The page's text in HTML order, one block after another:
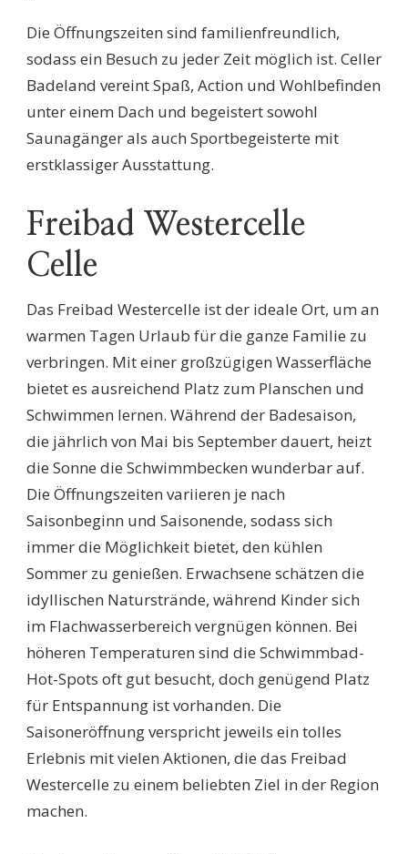
Die Öffnungszeiten sind familienfreundlich,
sodass ein Besuch zu jeder Zeit möglich ist. Celler
Badeland vereint Spaß, Action und Wohlbefinden
unter einem Dach und begeistert sowohl
Saunagänger als auch Sportbegeisterte mit
erstklassiger Ausstattung.
Freibad Westercelle
Celle
Das Freibad Westercelle ist der ideale Ort, um an
warmen Tagen Urlaub für die ganze Familie zu
verbringen. Mit einer großzügigen Wasserfläche
bietet es ausreichend Platz zum Planschen und
Schwimmen lernen. Während der Badesaison,
die jährlich von Mai bis September dauert, heizt
die Sonne die Schwimmbecken wunderbar auf.
Die Öffnungszeiten variieren je nach
Saisonbeginn und Saisonende, sodass sich
immer die Möglichkeit bietet, den kühlen
Sommer zu genießen. Erwachsene schätzen die
idyllischen Naturstrände, während Kinder sich
im Flachwasserbereich vergnügen können. Bei
höheren Temperaturen sind die Schwimmbad-
Hot-Spots oft gut besucht, doch genügend Platz
für Entspannung ist vorhanden. Die
Saisoneröffnung verspricht jeweils ein tolles
Erlebnis mit vielen Aktionen, die das Freibad
Westercelle zu einem beliebten Ziel in der Region
machen.